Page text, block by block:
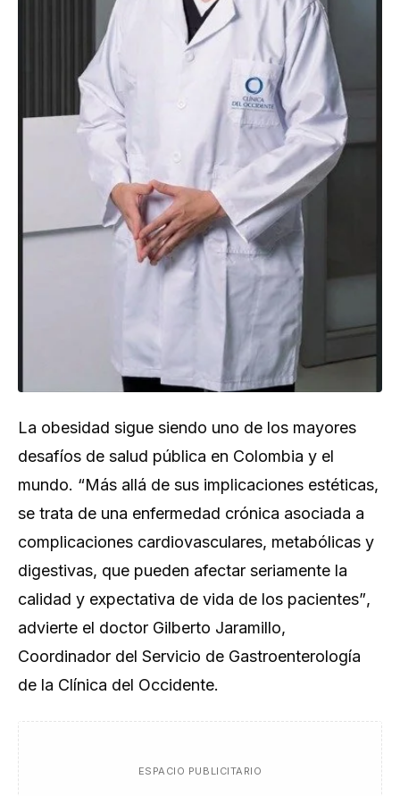
La obesidad sigue siendo uno de los mayores
desafíos de salud pública en Colombia y el
mundo. “Más allá de sus implicaciones estéticas,
se trata de una enfermedad crónica asociada a
complicaciones cardiovasculares, metabólicas y
digestivas, que pueden afectar seriamente la
calidad y expectativa de vida de los pacientes”,
advierte el doctor Gilberto Jaramillo,
Coordinador del Servicio de Gastroenterología
de la Clínica del Occidente.
ESPACIO PUBLICITARIO